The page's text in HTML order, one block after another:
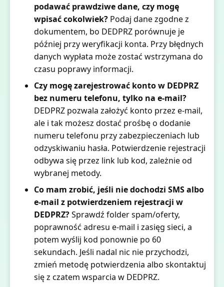
podawać prawdziwe dane, czy mogę
wpisać cokolwiek? Podaj dane zgodne z
dokumentem, bo DEDPRZ porównuje je
później przy weryfikacji konta. Przy błędnych
danych wypłata może zostać wstrzymana do
czasu poprawy informacji.
Czy mogę zarejestrować konto w DEDPRZ
bez numeru telefonu, tylko na e-mail?
DEDPRZ pozwala założyć konto przez e-mail,
ale i tak możesz dostać prośbę o dodanie
numeru telefonu przy zabezpieczeniach lub
odzyskiwaniu hasła. Potwierdzenie rejestracji
odbywa się przez link lub kod, zależnie od
wybranej metody.
Co mam zrobić, jeśli nie dochodzi SMS albo
e-mail z potwierdzeniem rejestracji w
DEDPRZ?Sprawdź folder spam/oferty,
poprawność adresu e-mail i zasięg sieci, a
potem wyślij kod ponownie po 60
sekundach. Jeśli nadal nic nie przychodzi,
zmień metodę potwierdzenia albo skontaktuj
się z czatem wsparcia w DEDPRZ.